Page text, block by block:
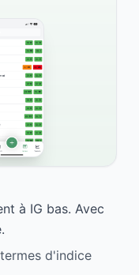
à IG bas. Avec
d'indice